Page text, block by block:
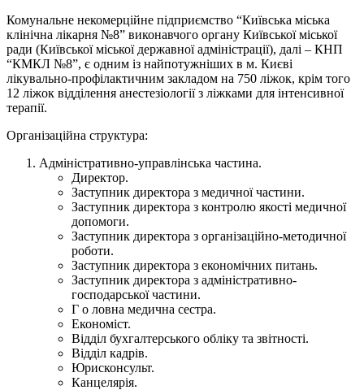
Комунальне некомерційне підприємство “Київська міська
клінічна лікарня №8” виконавчого органу Київської міської
ради (Київської міської державної адміністрації), далі – КНП
“КМКЛ №8”, є одним із найпотужніших в м. Києві
лікувально-профілактичним закладом на 750 ліжок, крім того
12 ліжок відділення анестезіології з ліжками для інтенсивної
терапії.
Організаційна структура:
Адміністративно-управлінська частина.
Директор.
Заступник директора з медичної частини.
Заступник директора з контролю якості медичної
допомоги.
Заступник директора з організаційно-методичної
роботи.
Заступник директора з економічних питань.
Заступник директора з адміністративно-
господарської частини.
Г о ловна медична сестра.
Економіст.
Відділ бухгалтерського обліку та звітності.
Відділ кадрів.
Юрисконсульт.
Канцелярія.